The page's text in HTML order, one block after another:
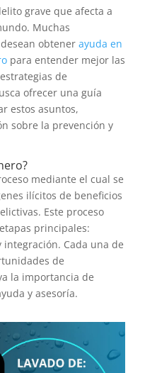
grave que afecta a
Muchas
obtener ayuda en
para entender mejor las
de
ofrecer una guía
estos asuntos,
sobre la prevención y
mediante el cual se
ilícitos de beneficios
Este proceso
principales:
Cada una de
de
la importancia de
y asesoría.